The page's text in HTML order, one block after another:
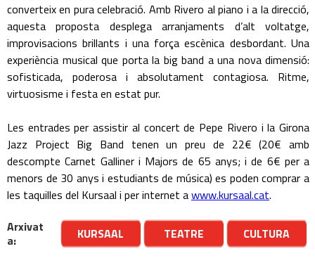
converteix en pura celebració. Amb Rivero al piano i a la direcció,
aquesta proposta desplega arranjaments d’alt voltatge,
improvisacions brillants i una força escènica desbordant. Una
experiència musical que porta la big band a una nova dimensió:
sofisticada, poderosa i absolutament contagiosa. Ritme,
virtuosisme i festa en estat pur.
Les entrades per assistir al concert de Pepe Rivero i la Girona
Jazz Project Big Band tenen un preu de 22€ (20€ amb
descompte Carnet Galliner i Majors de 65 anys; i de 6€ per a
menors de 30 anys i estudiants de música) es poden comprar a
les taquilles del Kursaal i per internet awww.kursaal.cat.
Arxivat
a:
KURSAAL TEATRE CULTURA